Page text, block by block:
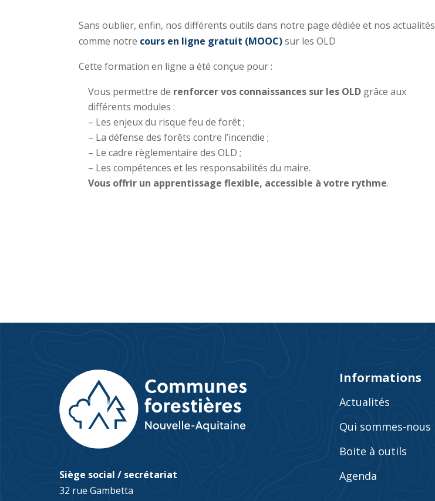
Sans oublier, enfin, nos différents outils dans notre page dédiée et nos actualités
comme notre cours en ligne gratuit (MOOC) sur les OLD
Cette formation en ligne a été conçue pour :
Vous permettre de renforcer vos connaissances sur les OLD grâce aux
différents modules :
– Les enjeux du risque feu de forêt ;
– La défense des forêts contre l’incendie ;
– Le cadre règlementaire des OLD ;
– Les compétences et les responsabilités du maire.
Vous offrir un apprentissage flexible, accessible à votre rythme.
Siège social / secrétariat
32 rue Gambetta
Informations
Actualités
Qui sommes-nous
Boite à outils
Agenda